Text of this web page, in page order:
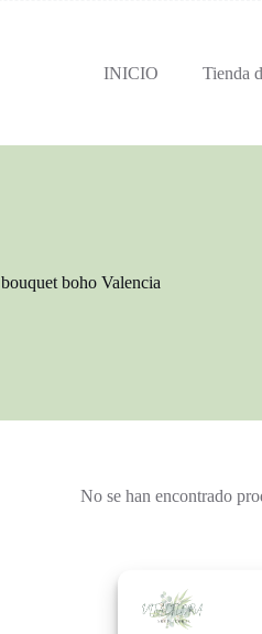
INICIO Tienda
bouquet boho Valencia
No se han encontrado